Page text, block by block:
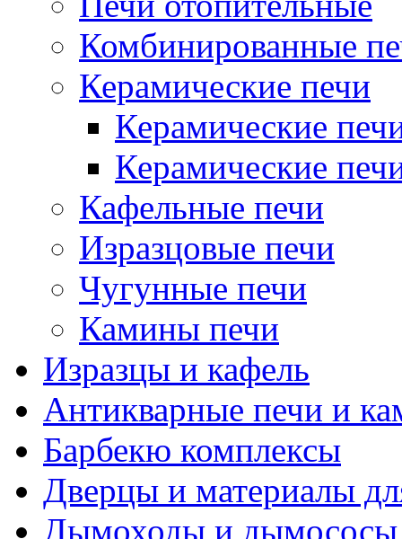
Комбинированные
Керамические печи
Керамические
Керамические
Кафельные печи
Изразцовые печи
Чугунные печи
Камины печи
Изразцы и кафель
Антикварные печи и
Барбекю комплексы
Дверцы и материалы
Дымоходы и дымососы